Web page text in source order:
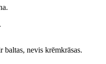
baltas, nevis krēmkrāsas.